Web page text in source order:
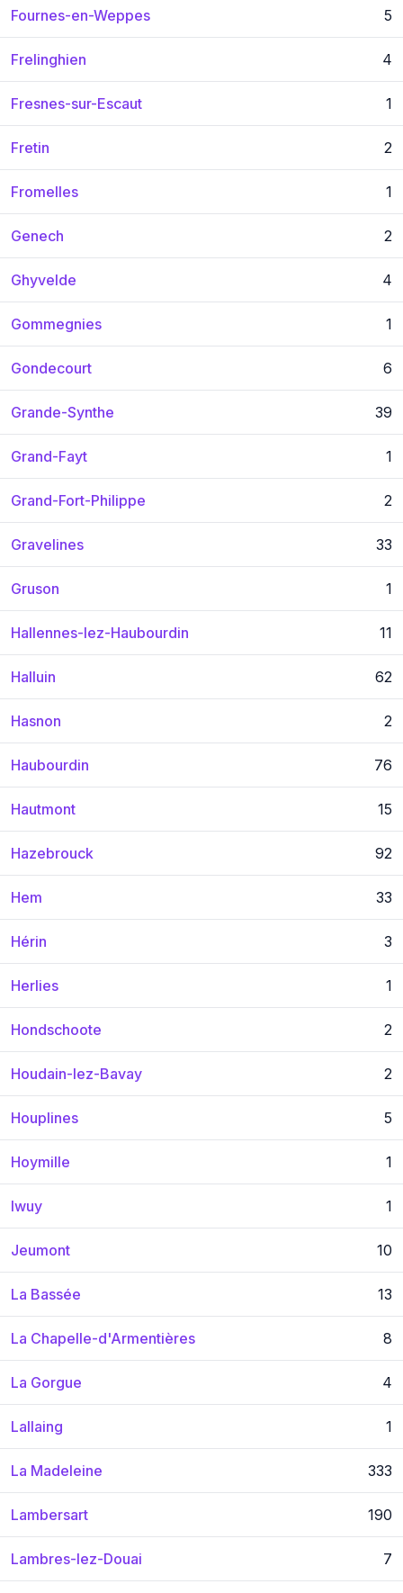
Fournes-en-Weppes 5
Frelinghien 4
Fresnes-sur-Escaut 1
Fretin 2
Fromelles 1
Genech 2
Ghyvelde 4
Gommegnies 1
Gondecourt 6
Grande-Synthe 39
Grand-Fayt 1
Grand-Fort-Philippe 2
Gravelines 33
Gruson 1
Hallennes-lez-Haubourdin 11
Halluin 62
Hasnon 2
Haubourdin 76
Hautmont 15
Hazebrouck 92
Hem 33
Hérin 3
Herlies 1
Hondschoote 2
Houdain-lez-Bavay 2
Houplines 5
Hoymille 1
Iwuy 1
Jeumont 10
La Bassée 13
La Chapelle-d'Armentières 8
La Gorgue 4
Lallaing 1
La Madeleine 333
Lambersart 190
Lambres-lez-Douai 7